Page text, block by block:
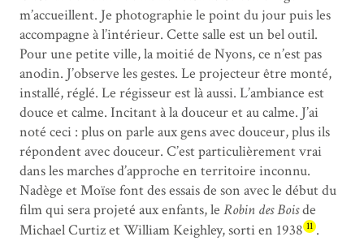
m’accueillent. Je photographie le point du jour puis les
accompagne à l’intérieur. Cette salle est un bel outil.
Pour une petite ville, la moitié de Nyons, ce n’est pas
anodin. J’observe les gestes. Le projecteur être monté,
installé, réglé. Le régisseur est là aussi. L’ambiance est
douce et calme. Incitant à la douceur et au calme. J’ai
noté ceci : plus on parle aux gens avec douceur, plus ils
répondent avec douceur. C’est particulièrement vrai
dans les marches d’approche en territoire inconnu.
Nadège et Moïse font des essais de son avec le début du
film qui sera projeté aux enfants, le Robin des Boisde
Michael Curtiz et William Keighley, sorti en 1938 11 .